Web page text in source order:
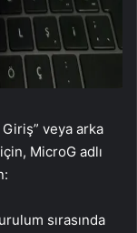
veya arka
MicroG adlı
sırasında